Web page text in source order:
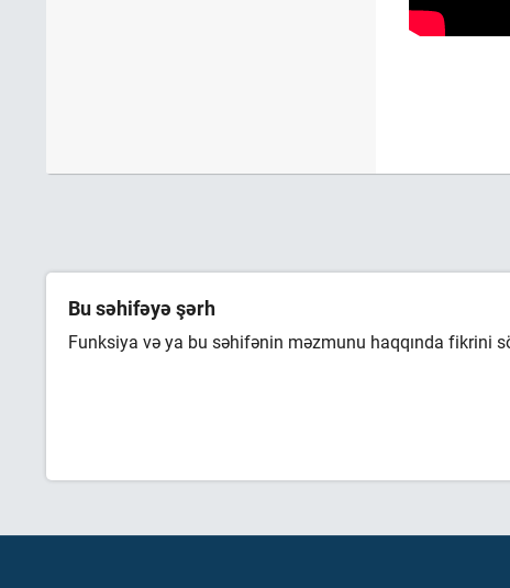
Bu səhifəyə şərh
Funksiya və ya bu səhifənin məzmunu haqqında fikrini